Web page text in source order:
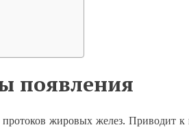
появления
жировых желез. Приводит к